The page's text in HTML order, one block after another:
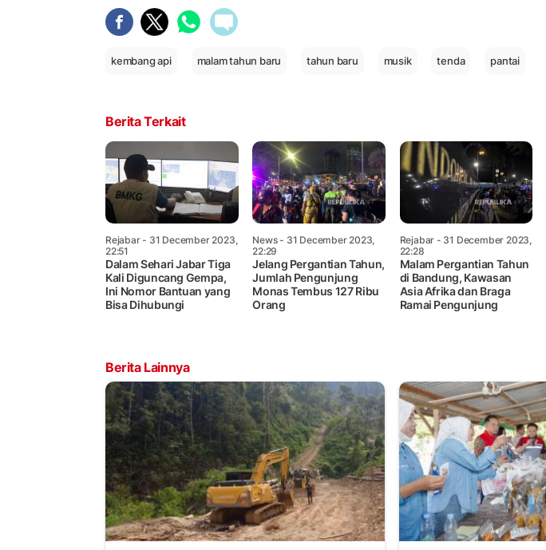
kembang api malam tahun baru tahun baru musik tenda pantai
Berita Terkait
Rejabar- 31 December 2023,
22:51
Dalam Sehari Jabar Tiga
Kali Diguncang Gempa,
Ini Nomor Bantuan yang
Bisa Dihubungi
News- 31 December 2023,
22:29
Jelang Pergantian Tahun,
Jumlah Pengunjung
Monas Tembus 127 Ribu
Orang
Rejabar - 31 December 2023,
22:28
Malam Pergantian Tahun
di Bandung, Kawasan
Asia Afrika dan Braga
Ramai Pengunjung
Berita Lainnya